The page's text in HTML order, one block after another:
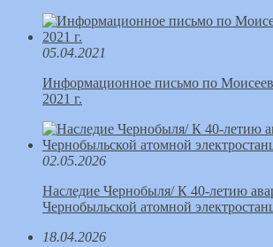
05.04.2021
Информационное письмо по
2021 г.
02.05.2026
Наследие Чернобыля/ К 40-летию
Чернобыльской атомной
18.04.2026